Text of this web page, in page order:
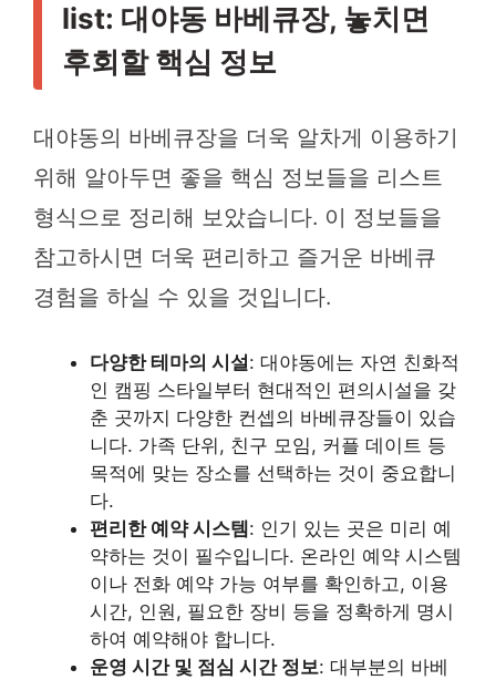
list: 대야동 바베큐장, 놓치면
후회할 핵심 정보
대야동의 바베큐장을 더욱 알차게 이용하기
위해 알아두면 좋을 핵심 정보들을 리스트
형식으로 정리해 보았습니다. 이 정보들을
참고하시면 더욱 편리하고 즐거운 바베큐
경험을 하실 수 있을 것입니다.
다양한 테마의 시설: 대야동에는 자연 친화적
인 캠핑 스타일부터 현대적인 편의시설을 갖
춘 곳까지 다양한 컨셉의 바베큐장들이 있습
니다. 가족 단위, 친구 모임, 커플 데이트 등
목적에 맞는 장소를 선택하는 것이 중요합니
다.
편리한 예약 시스템 : 인기 있는 곳은 미리 예
약하는 것이 필수입니다. 온라인 예약 시스템
이나 전화 예약 가능 여부를 확인하고, 이용
시간, 인원, 필요한 장비 등을 정확하게 명시
하여 예약해야 합니다.
운영 시간 및 점심 시간 정보: 대부분의 바베